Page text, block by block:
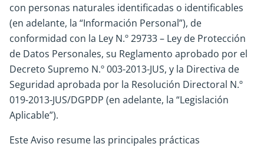
con personas naturales identificadas o identificables
(en adelante, la “Información Personal”), de
conformidad con la Ley N.º 29733 – Ley de Protección
de Datos Personales, su Reglamento aprobado por el
Decreto Supremo N.º 003-2013-JUS, y la Directiva de
Seguridad aprobada por la Resolución Directoral N.º
019-2013-JUS/DGPDP (en adelante, la “Legislación
Aplicable”).
Este Aviso resume las principales prácticas